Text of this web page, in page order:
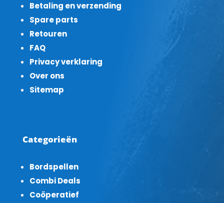
Betaling en verzending
Spare parts
Retouren
FAQ
Privacy verklaring
Over ons
Sitemap
Categorieën
Bordspellen
Combi Deals
Coöperatief